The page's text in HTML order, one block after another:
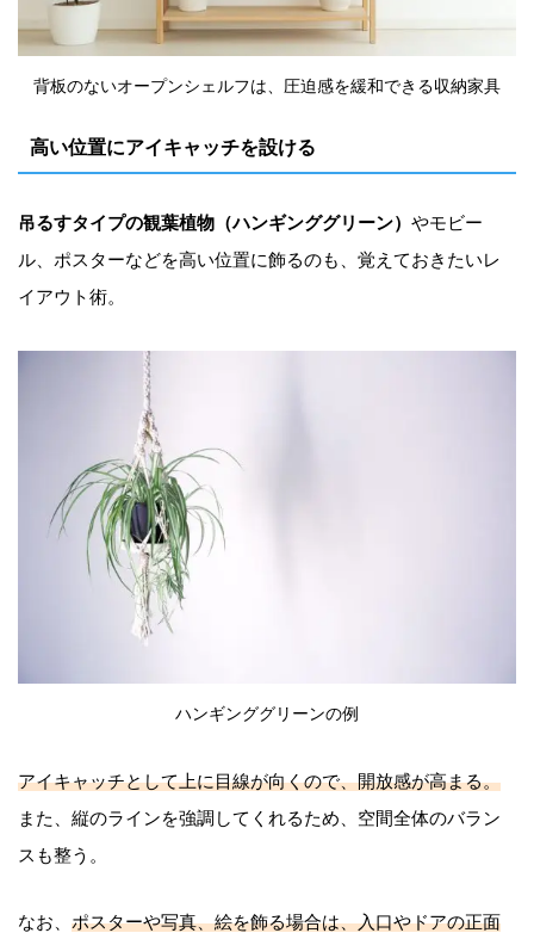
背板のないオープンシェルフは、圧迫感を緩和できる収納家具
高い位置にアイキャッチを設ける
吊るすタイプの観葉植物（ハンギンググリーン） やモビー
ル、ポスターなどを高い位置に飾るのも、覚えておきたいレ
イアウト術。
ハンギンググリーンの例
アイキャッチとして上に目線が向くので、開放感が高まる。
また、縦のラインを強調してくれるため、空間全体のバラン
スも整う。
なお、 ポスターや写真、絵を飾る場合は、入口やドアの正面